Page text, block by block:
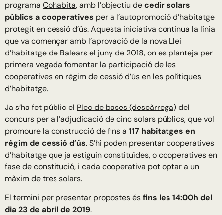
programa Cohabita, amb l’objectiu decedir solars
públics a cooperatives per a l’autopromoció d’habitatge
protegit en cessió d’ús. Aquesta iniciativa continua la línia
que va començar amb l’aprovació de la nova Llei
d’habitatge de Balearsel juny de 2018, on es planteja per
primera vegada fomentar la participació de les
cooperatives en règim de cessió d’ús en les polítiques
d’habitatge.
Ja s’ha fet públic el Plec de bases (descàrrega)del
concurs per a l’adjudicació de cinc solars públics, que vol
promoure la construcció de fins a 117 habitatges en
règim de cessió d’ús. S’hi poden presentar cooperatives
d’habitatge que ja estiguin constituïdes, o cooperatives en
fase de constitució, i cada cooperativa pot optar a un
màxim de tres solars.
El termini per presentar propostes ésfins les 14:00h del
dia 23 de abril de 2019.